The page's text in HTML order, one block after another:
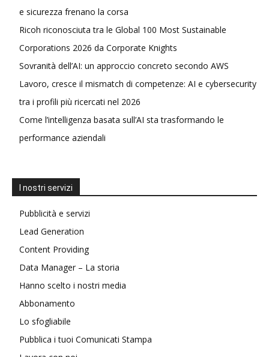
e sicurezza frenano la corsa
Ricoh riconosciuta tra le Global 100 Most Sustainable
Corporations 2026 da Corporate Knights
Sovranità dell’AI: un approccio concreto secondo AWS
Lavoro, cresce il mismatch di competenze: AI e cybersecurity
tra i profili più ricercati nel 2026
Come l’intelligenza basata sull’AI sta trasformando le
performance aziendali
I nostri servizi
Pubblicità e servizi
Lead Generation
Content Providing
Data Manager – La storia
Hanno scelto i nostri media
Abbonamento
Lo sfogliabile
Pubblica i tuoi Comunicati Stampa